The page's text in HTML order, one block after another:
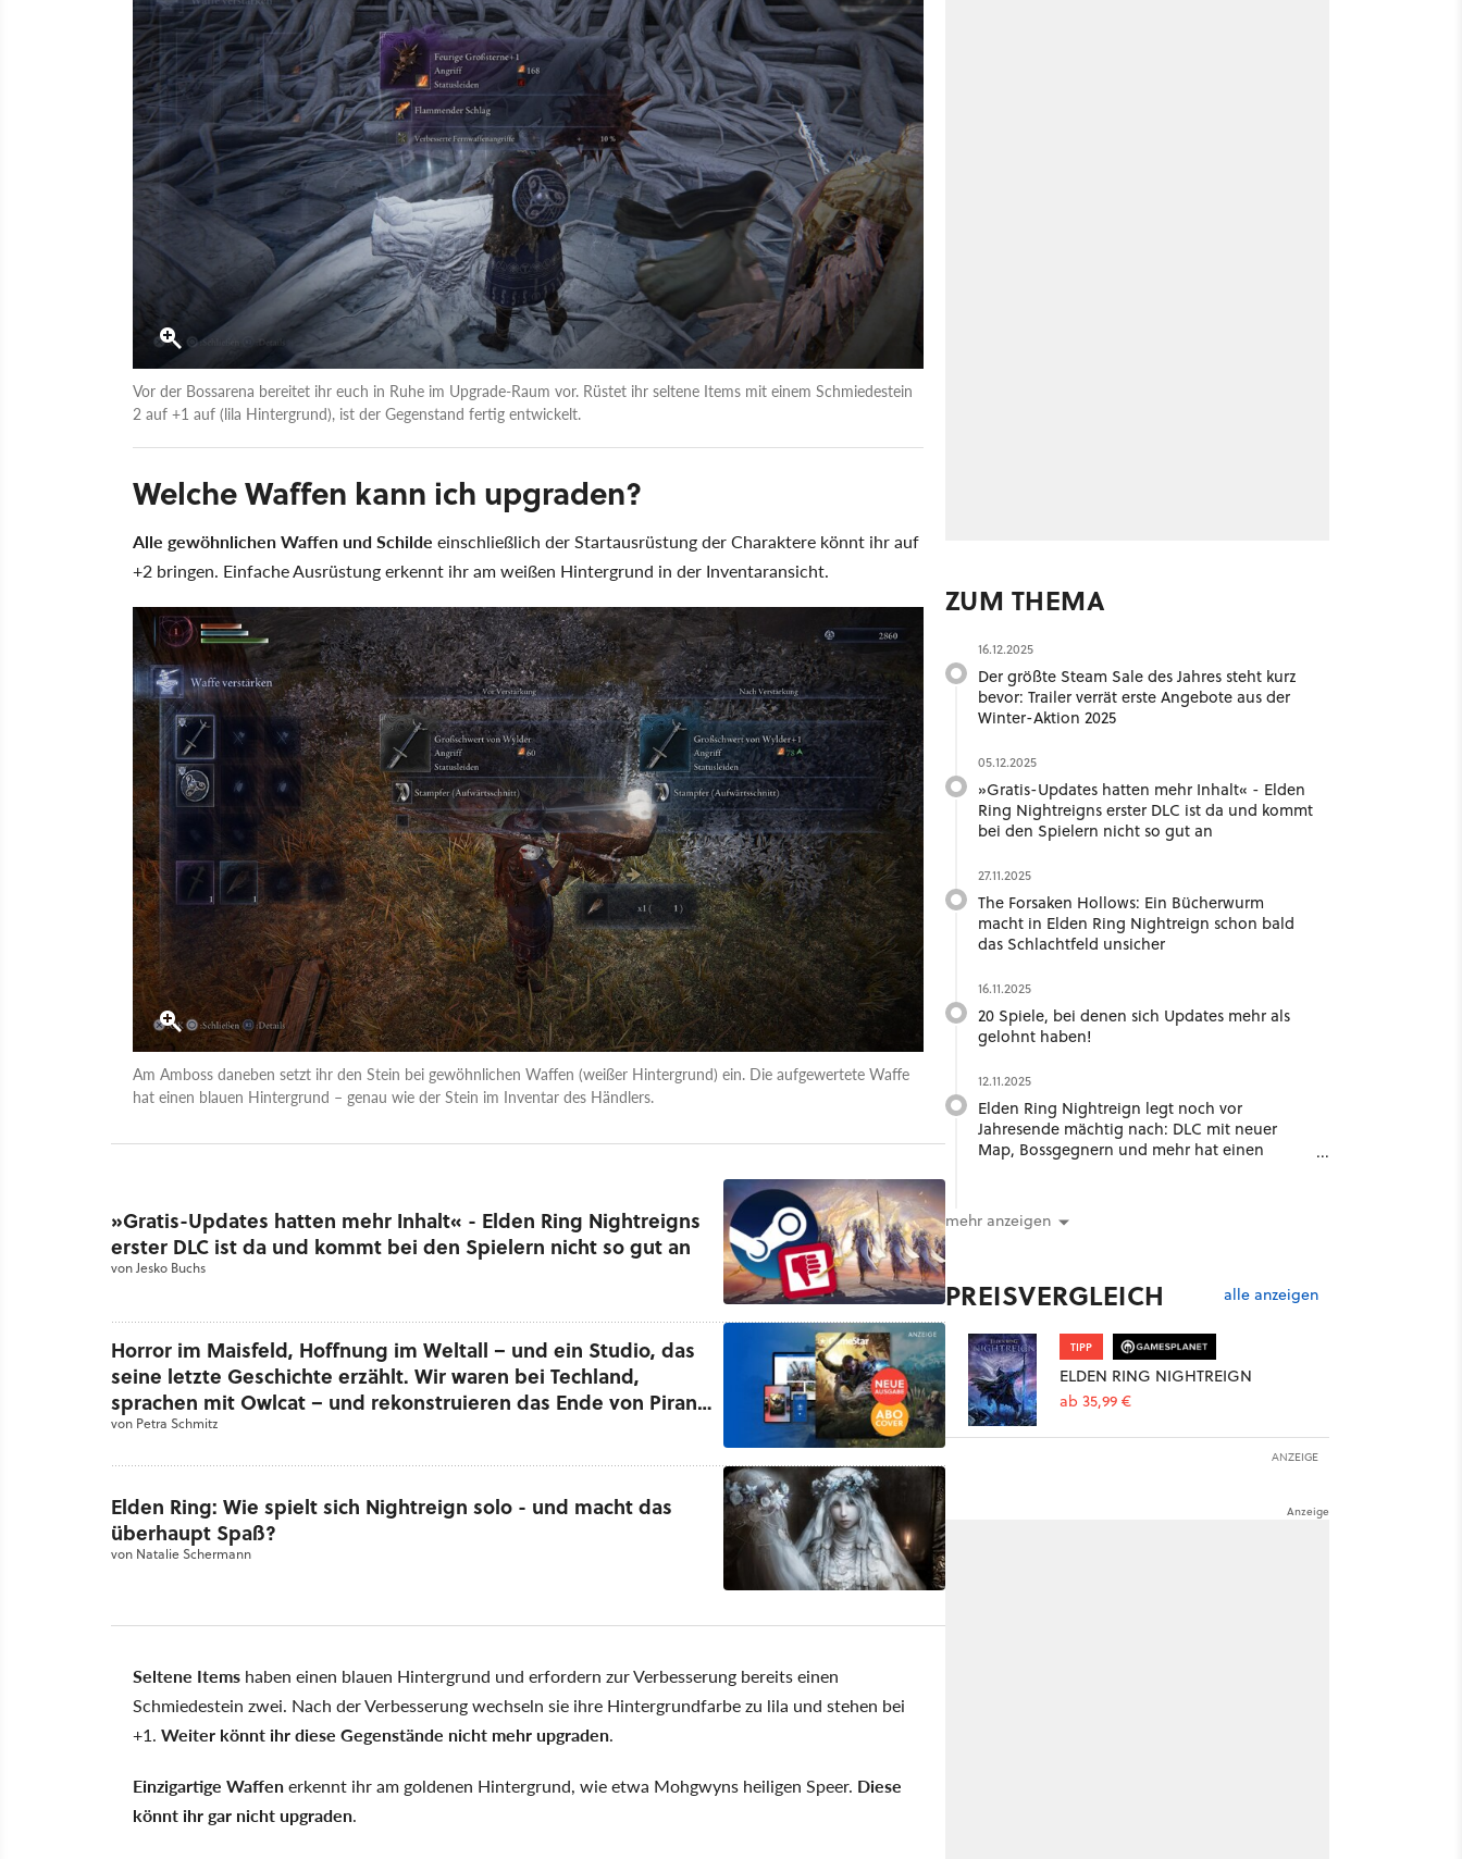
Vor der Bossarena bereitet ihr euch in Ruhe im Upgrade-Raum vor. Rüstet ihr seltene Items mit einem Schmiedestein
2 auf +1 auf (lila Hintergrund), ist der Gegenstand fertig entwickelt.
Welche Waffen kann ich upgraden?
Alle gewöhnlichen Waffen und Schilde einschließlich der Startausrüstung der Charaktere könnt ihr auf
+2 bringen. Einfache Ausrüstung erkennt ihr am weißen Hintergrund in der Inventaransicht.
Am Amboss daneben setzt ihr den Stein bei gewöhnlichen Waffen (weißer Hintergrund) ein. Die aufgewertete Waffe
hat einen blauen Hintergrund – genau wie der Stein im Inventar des Händlers.
»Gratis-Updates hatten mehr Inhalt« - Elden Ring Nightreigns
erster DLC ist da und kommt bei den Spielern nicht so gut an
vonJesko Buchs
Horror im Maisfeld, Hoffnung im Weltall – und ein Studio, das
seine letzte Geschichte erzählt. Wir waren bei Techland,
sprachen mit Owlcat – und rekonstruieren das Ende von Piranha
Bytes
von Petra Schmitz
Elden Ring: Wie spielt sich Nightreign solo - und macht das
überhaupt Spaß?
von Natalie Schermann
Seltene Items haben einen blauen Hintergrund und erfordern zur Verbesserung bereits einen
Schmiedestein zwei. Nach der Verbesserung wechseln sie ihre Hintergrundfarbe zu lila und stehen bei
+1. Weiter könnt ihr diese Gegenstände nicht mehr upgraden.
Einzigartige Waffenerkennt ihr am goldenen Hintergrund, wie etwa Mohgwyns heiligen Speer. Diese
könnt ihr gar nicht upgraden.
ZUM THEMA
16.12.2025
Der größte Steam Sale des Jahres steht kurz
bevor: Trailer verrät erste Angebote aus der
Winter-Aktion 2025
05.12.2025
»Gratis-Updates hatten mehr Inhalt« - Elden
Ring Nightreigns erster DLC ist da und kommt
bei den Spielern nicht so gut an
27.11.2025
The Forsaken Hollows: Ein Bücherwurm
macht in Elden Ring Nightreign schon bald
das Schlachtfeld unsicher
16.11.2025
20 Spiele, bei denen sich Updates mehr als
gelohnt haben!
12.11.2025
Elden Ring Nightreign legt noch vor
Jahresende mächtig nach: DLC mit neuer
Map, Bossgegnern und mehr hat einen
mehr anzeigen
PREISVERGLEICH alle anzeigen
TIPP
ELDEN RING NIGHTREIGN
ab 35,99 €
ANZEIGE